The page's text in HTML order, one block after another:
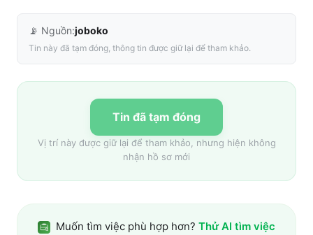
📡 Nguồn:joboko
Tin này đã tạm đóng, thông tin được giữ lại để tham khảo.
Tin đã tạm đóng
Vị trí này được giữ lại để tham khảo, nhưng hiện không
nhận hồ sơ mới
Muốn tìm việc phù hợp hơn? Thử AI tìm việc